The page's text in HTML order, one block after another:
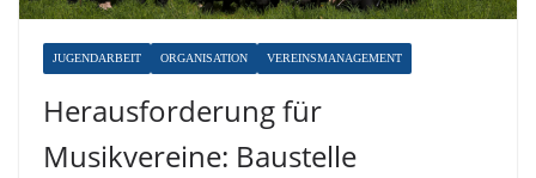
JUGENDARBEIT ORGANISATION VEREINSMANAGEMENT
Herausforderung für
Musikvereine: Baustelle